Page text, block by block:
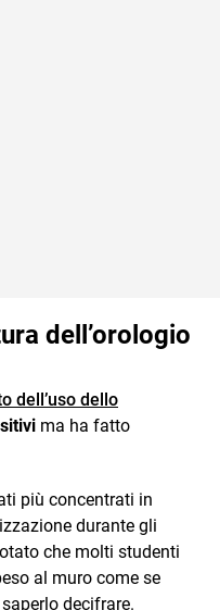
dell’orologio
dell’uso dello
ma ha fatto
più concentrati in
durante gli
che molti studenti
al muro come se
decifrare.